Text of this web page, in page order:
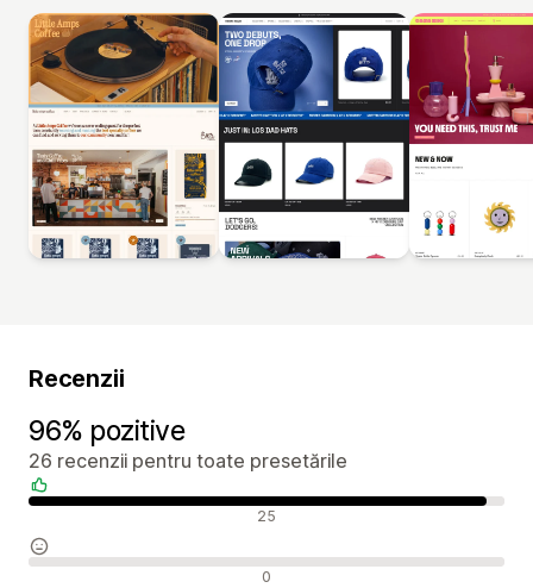
Recenzii
96% pozitive
26 recenzii pentru toate presetările
Recenzii pozitive 25
Recenzii neutre 0